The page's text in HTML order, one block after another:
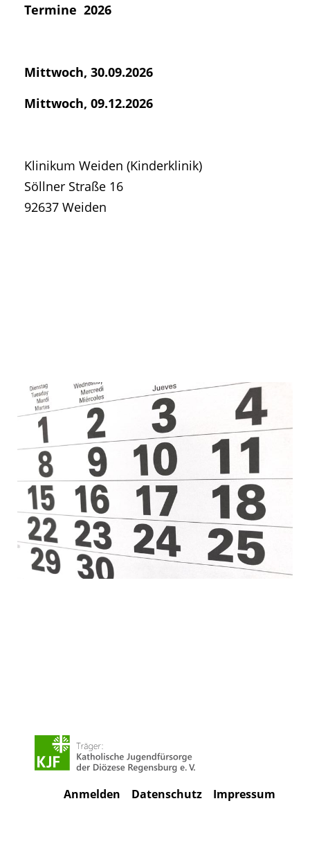
Termine 2026
Mittwoch, 30.09.2026
Mittwoch, 09.12.2026
Klinikum Weiden (Kinderklinik)
Söllner Straße 16
92637 Weiden
Impressum
Datenschutz
Anmelden